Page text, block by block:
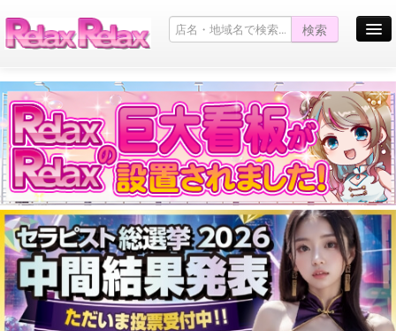
検索
お店を探す
お店からのお知らせ
Pickup Girl
キャンペーン情報一覧
お問い合わせ
サイトマップ
口コミ掲示板
English site